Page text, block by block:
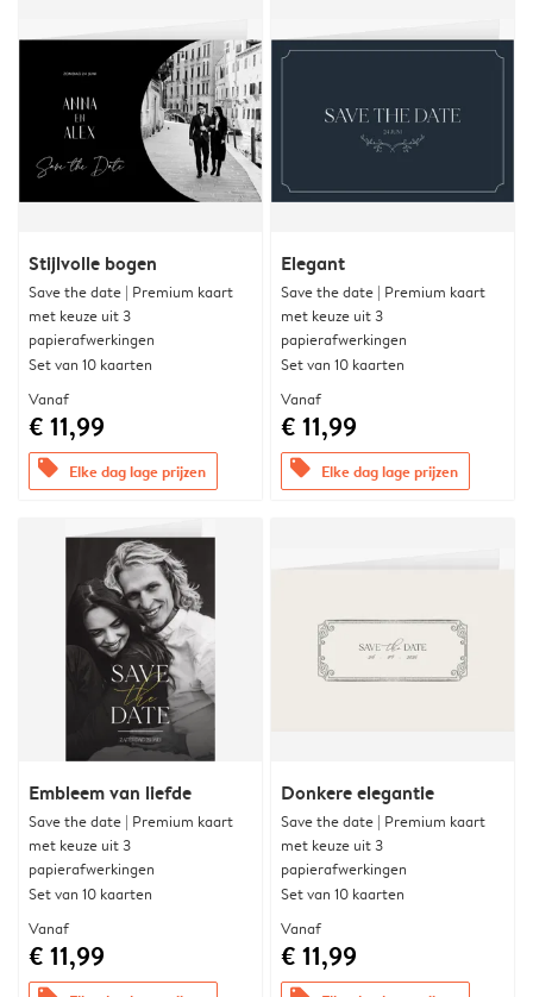
Stijlvolle bogen
Save the date | Premium kaart
met keuze uit 3
papierafwerkingen
Set van 10 kaarten
Vanaf
€ 11,99
offers Elke dag lage prijzen
Elegant
Save the date | Premium kaart
met keuze uit 3
papierafwerkingen
Set van 10 kaarten
Vanaf
€ 11,99
offers Elke dag lage prijzen
Embleem van liefde
Save the date | Premium kaart
met keuze uit 3
papierafwerkingen
Set van 10 kaarten
Vanaf
€ 11,99
Donkere elegantie
Save the date | Premium kaart
met keuze uit 3
papierafwerkingen
Set van 10 kaarten
Vanaf
€ 11,99